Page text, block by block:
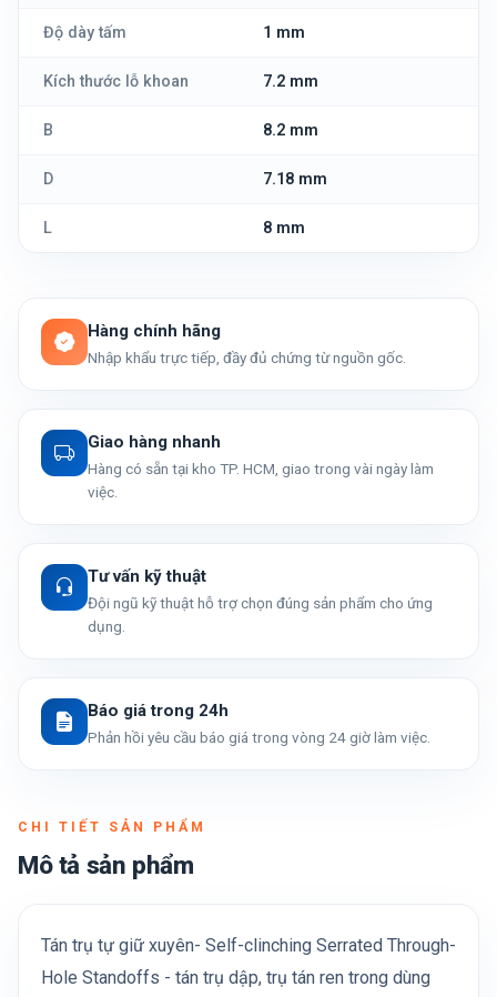
Độ dày tấm 1 mm
Kích thước lỗ khoan 7.2 mm
B 8.2 mm
D 7.18 mm
L 8 mm
Hàng chính hãng
Nhập khẩu trực tiếp, đầy đủ chứng từ nguồn gốc.
Giao hàng nhanh
Hàng có sẵn tại kho TP. HCM, giao trong vài ngày làm
việc.
Tư vấn kỹ thuật
Đội ngũ kỹ thuật hỗ trợ chọn đúng sản phẩm cho ứng
dụng.
Báo giá trong 24h
Phản hồi yêu cầu báo giá trong vòng 24 giờ làm việc.
CHI TIẾT SẢN PHẨM
Mô tả sản phẩm
Tán trụ tự giữ xuyên- Self-clinching Serrated Through-
Hole Standoffs - tán trụ dập, trụ tán ren trong dùng